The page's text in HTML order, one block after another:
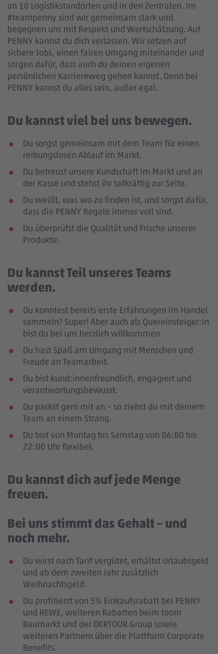
an 10 Logistikstandorten und in den Zentralen. Im
#teampenny sind wir gemeinsam stark und
begegnen uns mit Respekt und Wertschätzung. Auf
PENNY kannst du dich verlassen. Wir setzen auf
sichere Jobs, einen fairen Umgang miteinander und
sorgen dafür, dass auch du deinen eigenen
persönlichen Karriereweg gehen kannst. Denn bei
PENNY kannst du alles sein, außer egal.
Du kannst viel bei uns bewegen.
Du sorgst gemeinsam mit dem Team für einen
reibungslosen Ablauf im Markt.
Du betreust unsere Kundschaft im Markt und an
der Kasse und stehst ihr tatkräftig zur Seite.
Du weißt, was wo zu finden ist, und sorgst dafür,
dass die PENNY Regale immer voll sind.
Du überprüfst die Qualität und Frische unserer
Produkte.
Du kannst Teil unseres Teams
werden.
Du konntest bereits erste Erfahrungen im Handel
sammeln? Super! Aber auch als Quereinsteiger:in
bist du bei uns herzlich willkommen.
Du hast Spaß am Umgang mit Menschen und
Freude an Teamarbeit.
Du bist kund:innenfreundlich, engagiert und
verantwortungsbewusst.
Du packst gern mit an – so ziehst du mit deinem
Team an einem Strang.
Du bist von Montag bis Samstag von 06:00 bis
22:00 Uhr flexibel.
Du kannst dich auf jede Menge
freuen.
Bei uns stimmt das Gehalt – und
noch mehr.
Du wirst nach Tarif vergütet, erhältst Urlaubsgeld
und ab dem zweiten Jahr zusätzlich
Weihnachtsgeld.
Du profitierst von 5% Einkaufsrabatt bei PENNY
und REWE, weiteren Rabatten beim toom
Baumarkt und der DERTOUR Group sowie
weiteren Partnern über die Plattform Corporate
Benefits.